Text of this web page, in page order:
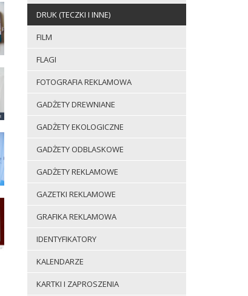
DRUK (TECZKI I INNE)
FILM
FLAGI
FOTOGRAFIA REKLAMOWA
GADŻETY DREWNIANE
GADŻETY EKOLOGICZNE
GADŻETY ODBLASKOWE
GADŻETY REKLAMOWE
GAZETKI REKLAMOWE
GRAFIKA REKLAMOWA
IDENTYFIKATORY
KALENDARZE
KARTKI I ZAPROSZENIA